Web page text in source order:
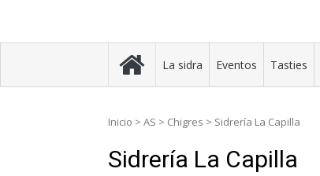
La sidra Eventos Tasties
Inicio > AS > Chigres > Sidrería La Capilla
Sidrería La Capilla